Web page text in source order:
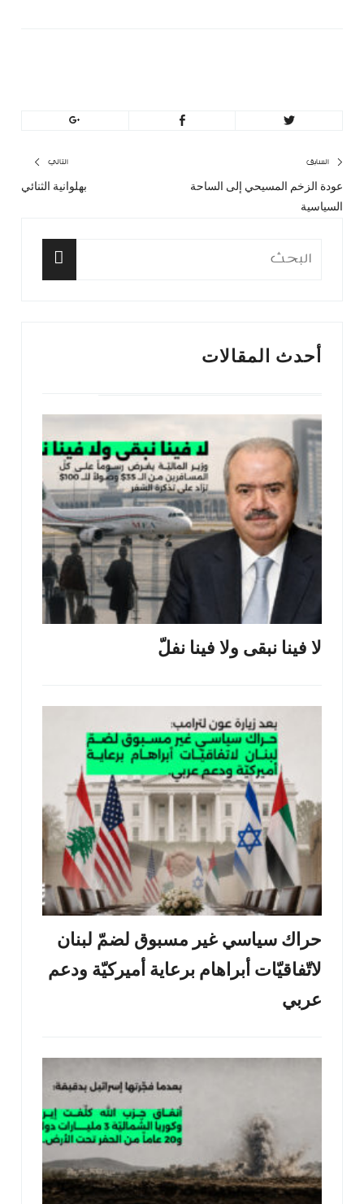
تصفّح
المقالات
السابق
المقال
عودة الزخم المسيحي إلى الساحة
السياسية
التالي
بهلوانية الثنائي
البحث
أحدث المقالات
لا فينا نبقى ولا فينا نفلّ
حراك سياسي غير مسبوق لضمّ لبنان
لاتّفاقيّات أبراهام برعاية أميركيّة ودعم
عربي